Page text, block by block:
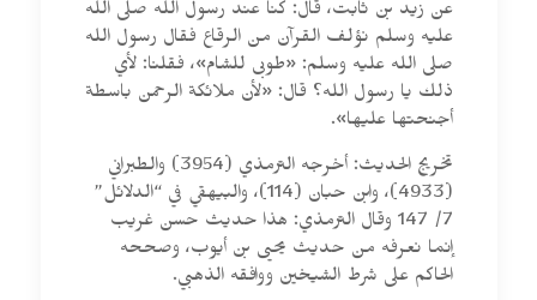
عن زيد بن ثابت، قال: كنا عند رسول الله صلى الله
عليه وسلم نؤلف القرآن من الرقاع فقال رسول الله
صلى الله عليه وسلم: «‌طوبى ‌للشام»، فقلنا: لأي
ذلك يا رسول الله؟ قال: «لأن ملائكة الرحمن باسطة
أجنحتها عليها».
تخريج الحديث: أخرجه الترمذي (3954) والطبراني
(4933)، وابن حبان (114)، والبيهقي في “الدلائل”
7/ 147 وقال الترمذي: هذا حديث حسن غريب
إنما نعرفه من حديث يحيى بن أيوب، وصححه
الحاكم على شرط الشيخين ووافقه الذهبي.